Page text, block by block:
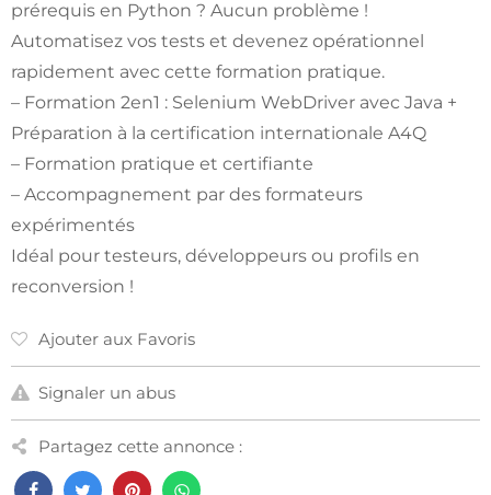
prérequis en Python ? Aucun problème !
Automatisez vos tests et devenez opérationnel
rapidement avec cette formation pratique.
– Formation 2en1 : Selenium WebDriver avec Java +
Préparation à la certification internationale A4Q
– Formation pratique et certifiante
– Accompagnement par des formateurs
expérimentés
Idéal pour testeurs, développeurs ou profils en
reconversion !
Ajouter aux Favoris
Signaler un abus
Partagez cette annonce :